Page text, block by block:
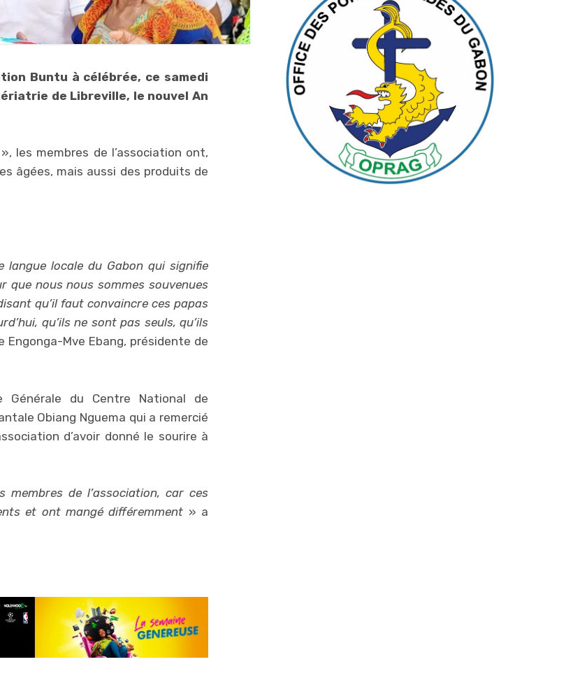
Buntu à célébrée, ce samedi
de Libreville, le nouvel An
les membres de l’association ont,
âgées, mais aussi des produits de
langue locale du Gabon qui signifie
que nous nous sommes souvenues
qu’il faut convaincre ces papas
qu’ils ne sont pas seuls, qu’ils
Mve Ebang, présidente de
du Centre National de
Obiang Nguema qui a remercié
d’avoir donné le sourire à
membres de l’association, car ces
et ont mangé différemment » a